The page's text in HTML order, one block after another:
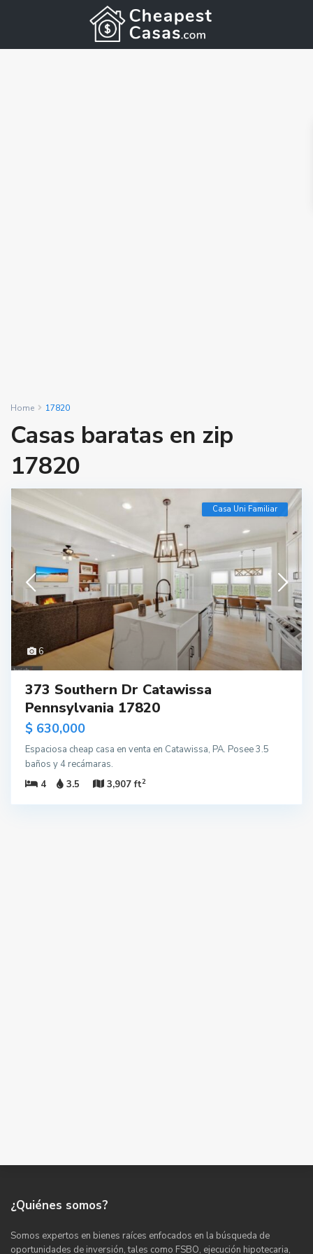
Home 17820
Casas baratas en zip
17820
6
Casa Uni Familiar
373 Southern Dr Catawissa
Pennsylvania 17820
$ 630,000
Espaciosa cheap casa en venta en Catawissa, PA. Posee 3.5
baños y 4 recámaras.
4
3.5 3,907 ft2
¿Quiénes somos?
Somos expertos en bienes raíces enfocados en la búsqueda de
oportunidades de inversión, tales como FSBO, ejecución hipotecaria,